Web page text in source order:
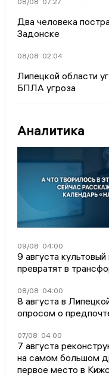
Два человека
Задонске
08/08 02:04
Липецкой области
БПЛА угроза
Аналитика
09/08 04:00
9 августа
превратят в
08/08 04:00
8 августа в
опросом о
07/08 04:00
7 августа
на самом большом
первое место в